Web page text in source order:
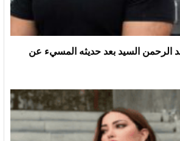
السيد بعد حديثه المسيء عن